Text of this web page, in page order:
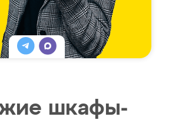
шкафы-